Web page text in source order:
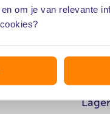
om je van relevante